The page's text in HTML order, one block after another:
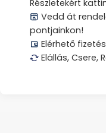
Részletekért
Vedd át
pontjainkon!
Elérhető
Elállás, Csere,